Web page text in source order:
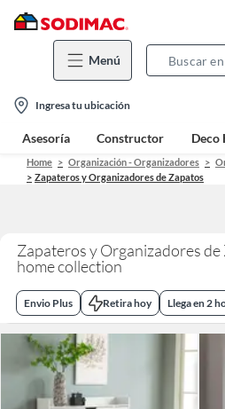
Menú
location-
icon
Ingresa tu ubicación
Asesoría Constructor Deco
Home Organización - Organizadores
Zapateros y Organizadores de Zapatos
Zapateros y Organizadores de Zapatos - just
home collection
Envio Plus Retira hoy Llega en 2